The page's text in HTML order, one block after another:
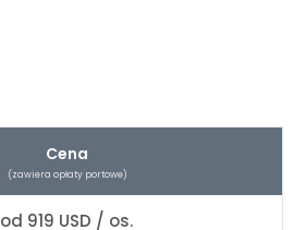
Cena
(zawiera opłaty portowe)
od 919 USD / os.